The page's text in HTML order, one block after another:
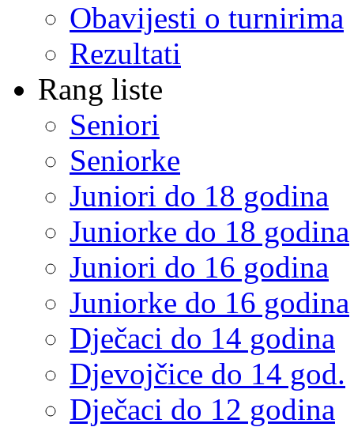
Obavijesti o turnirima
Rezultati
Rang liste
Seniori
Seniorke
Juniori do 18 godina
Juniorke do 18 godina
Juniori do 16 godina
Juniorke do 16 godina
Dječaci do 14 godina
Djevojčice do 14 god.
Dječaci do 12 godina